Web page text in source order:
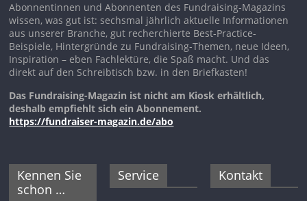
Abonnentinnen und Abonnenten des Fundraising-Magazins
wissen, was gut ist: sechsmal jährlich aktuelle Informationen
aus unserer Branche, gut recherchierte Best-Practice-
Beispiele, Hintergründe zu Fundraising-Themen, neue Ideen,
Inspiration – eben Fachlektüre, die Spaß macht. Und das
direkt auf den Schreibtisch bzw. in den Briefkasten!
Das Fundraising-Magazin ist nicht am Kiosk erhältlich,
deshalb empfiehlt sich ein Abonnement.
https://fundraiser-magazin.de/abo
Kennen Sie
schon …
Service Kontakt